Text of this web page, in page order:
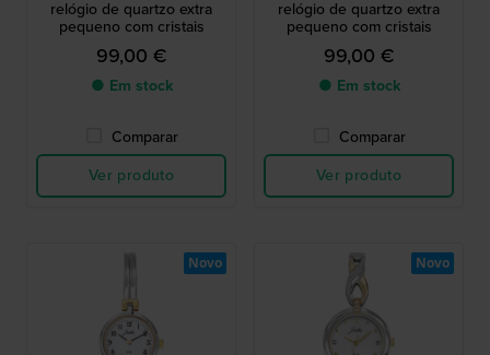
relógio de quartzo extra
pequeno com cristais
99,00 €
● Em stock
Comparar
Ver produto
relógio de quartzo extra
pequeno com cristais
99,00 €
● Em stock
Comparar
Ver produto
Novo Novo